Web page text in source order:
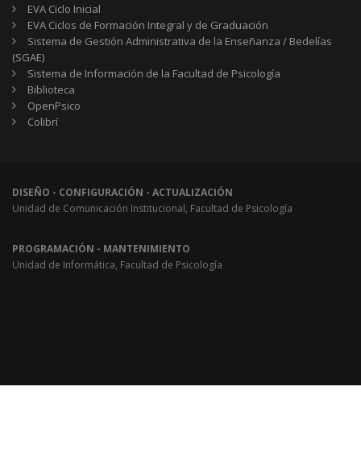
EVA Ciclo Inicial
EVA Ciclos de Formación Integral y de Graduación
Sistema de Gestión Administrativa de la Enseñanza / Bedelías
(SGAE)
Sistema de Información de la Facultad de Psicología
Biblioteca
OpenPsico
Colibrí
DISEÑO - CONFIGURACIÓN - ACTUALIZACIÓN
Unidad de Comunicación Institucional, Facultad de Psicología
PROGRAMACIÓN - MANTENIMIENTO
Unidad de Informática, Facultad de Psicología